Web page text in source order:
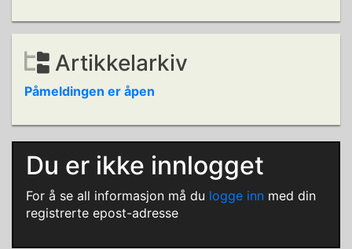
Artikkelarkiv
Påmeldingen er åpen
Du er ikke innlogget
For å se all informasjon må du logge inn med din
registrerte epost-adresse